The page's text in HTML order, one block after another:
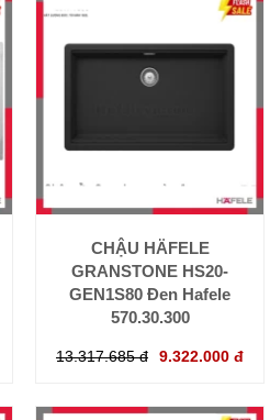
CHẬU HÄFELE
GRANSTONE HS20-
GEN1S80 Đen Hafele
570.30.300
13.317.685 đ 9.322.000 đ